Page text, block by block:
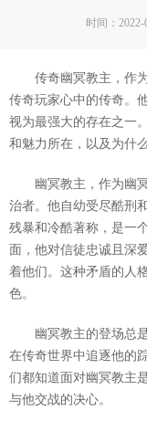
时间：2022-
传奇幽冥教主，作
传奇玩家心中的传奇。
视为最强大的存在之一
和魅力所在，以及为什
幽冥教主，作为幽
治者。他自幼受尽酷刑
残暴和冷酷著称，是一
面，他对信徒忠诚且深
着他们。这种矛盾的人
色。
幽冥教主的登场总
在传奇世界中追逐他的
们都知道面对幽冥教主
与他交战的决心。